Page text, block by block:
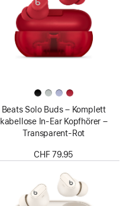
Beats Solo Buds – Komplett
kabellose In-Ear Kopfhörer –
Transparent-Rot
CHF 79.95